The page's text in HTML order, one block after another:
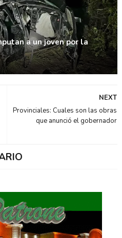
a un joven por la
NEXT
Provinciales: Cuales son las obras
que anunció el gobernador